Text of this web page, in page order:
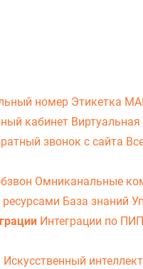
номер Этикетка
кабинет
звонок с сайта
Омниканальные
База знаний
Интеграции по
Искусственный интеллект